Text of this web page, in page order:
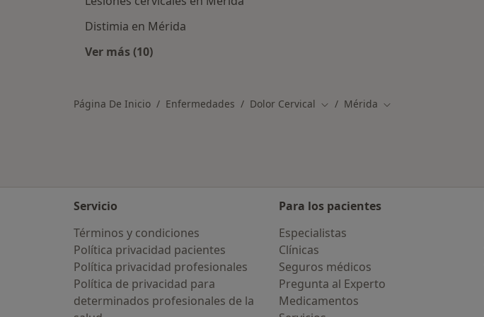
Distimia en Mérida
Ver más (10)
Página De Inicio Enfermedades Dolor Cervical Cambiar de ciudad
Mérida Cambiar de ciudad
Servicio
Términos y condiciones
Política privacidad pacientes
Política privacidad profesionales
Política de privacidad para
determinados profesionales de la
Para los pacientes
Especialistas
Clínicas
Seguros médicos
Pregunta al Experto
Medicamentos